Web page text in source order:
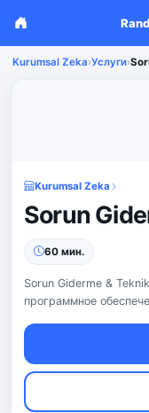
Kurumsal Zeka›Услуги›
Kurumsal Zeka
Sorun
60 мин.
Sorun Giderme &
программное